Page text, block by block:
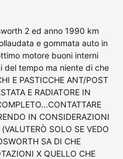
2 ed anno 1990 km
e gommata auto in
motore buoni interni
del tempo ma niente di che
E PASTICCHE ANT/POST
E RADIATORE IN
IN CONSIDERAZIONI
SOLO SE VEDO
SA DI CHE
X QUELLO CHE